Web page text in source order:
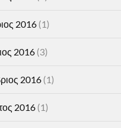
2016 (1)
2016 (3)
2016 (1)
2016 (1)